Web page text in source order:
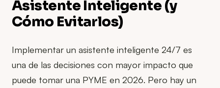
Asistente Inteligente (y
Cómo Evitarlos)
Implementar un asistente inteligente 24/7 es
una de las decisiones con mayor impacto que
puede tomar una PYME en 2026. Pero hay un